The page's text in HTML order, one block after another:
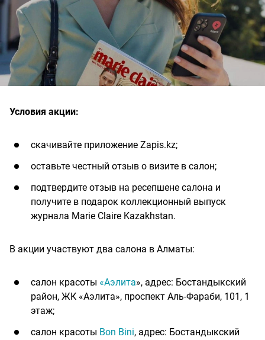
Условия акции:
скачивайте приложение Zapis.kz;
оставьте честный отзыв о визите в салон;
подтвердите отзыв на ресепшене салона и
получите в подарок коллекционный выпуск
журнала Marie Claire Kazakhstan.
В акции участвуют два салона в Алматы:
салон красоты «Аэлита», адрес: Бостандыкский
район, ЖК «Аэлита», проспект Аль-Фараби, 101, 1
этаж;
салон красоты Bon Bini, адрес: Бостандыкский